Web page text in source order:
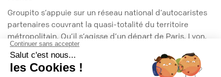
Groupito s’appuie sur un réseau national d’autocaristes
partenaires couvrant la quasi-totalité du territoire
métropolitain. Qu’il s’agisse d’un départ de Paris, Lyon,
Marseille, Lille ou d’une ville moyenne, la plateforme
identifie en quelques minutes les transporteurs
disponibles à proximité.